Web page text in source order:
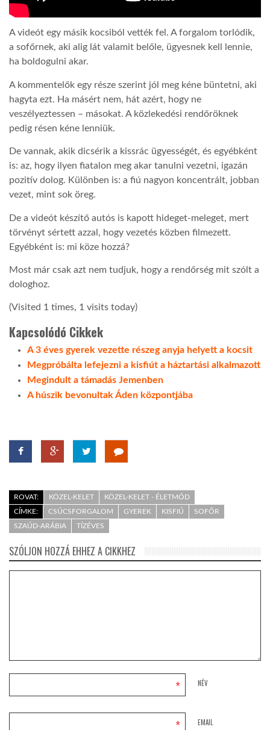
A videót egy másik kocsiból vették fel. A forgalom torlódik,
a sofőrnek, aki alig lát valamit belőle, ügyesnek kell lennie,
ha boldogulni akar.
A kommentelők egy része szerint jól meg kéne büntetni, aki
hagyta ezt. Ha másért nem, hát azért, hogy ne
veszélyeztessen – másokat. A közlekedési rendőröknek
pedig résen kéne lenniük.
De vannak, akik dicsérik a kissrác ügyességét, és egyébként
is: az, hogy ilyen fiatalon meg akar tanulni vezetni, igazán
pozitív dolog. Különben is: a fiú nagyon koncentrált, jobban
vezet, mint sok öreg.
De a videót készítő autós is kapott hideget-meleget, mert
törvényt sértett azzal, hogy vezetés közben filmezett.
Egyébként is: mi köze hozzá?
Most már csak azt nem tudjuk, hogy a rendőrség mit szólt a
dologhoz.
(Visited 1 times, 1 visits today)
Kapcsolódó Cikkek
A 3 éves gyerek vezette részeg anyja helyett a kocsit
Megpróbálta lefejezni a kisfiút a háztartási alkalmazott
Megindult a támadás Jemenben
A húszik bevonultak Áden központjába
ROVAT: KÖZEL-KELET
KÖZEL-KELET - ÉLETMÓD
CÍMKE:
CSÚCSFORGALOM GYEREK KISFIÚ
SOFŐR
SZAÚD-ARÁBIA
TÍZÉVES
SZÓLJON HOZZÁ EHHEZ A CIKKHEZ
NÉV
*
EMAIL
*